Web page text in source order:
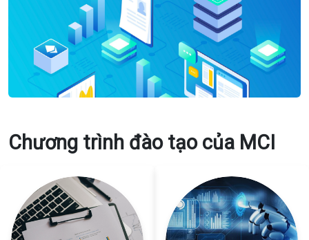
Chương trình đào tạo của MCI